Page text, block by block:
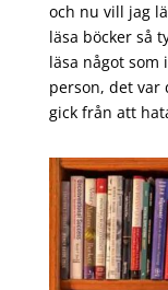
och nu vill jag
läsa böcker så
läsa något som
person, det var
gick från att